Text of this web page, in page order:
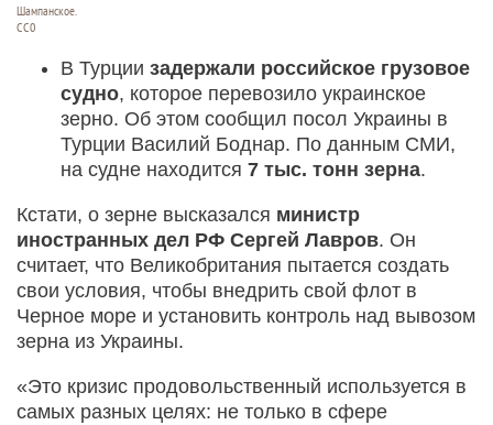
Шампанское.
СС0
В Турции задержали российское грузовое
судно, которое перевозило украинское
зерно. Об этом сообщил посол Украины в
Турции Василий Боднар. По данным СМИ,
на судне находится 7 тыс. тонн зерна.
Кстати, о зерне высказался министр
иностранных дел РФ Сергей Лавров. Он
считает, что Великобритания пытается создать
свои условия, чтобы внедрить свой флот в
Черное море и установить контроль над вывозом
зерна из Украины.
«Это кризис продовольственный используется в
самых разных целях: не только в сфере